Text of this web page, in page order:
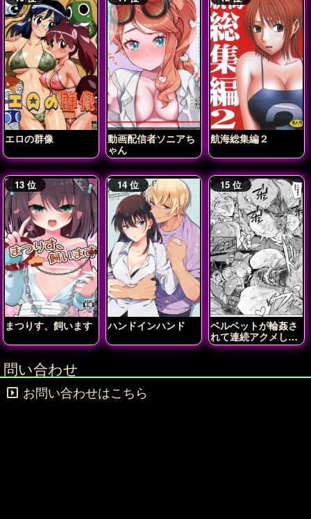
エロの群像
動画配信者ソニアち
ゃん
航海総集編２
まつりす、飼います ハンドインハンド
ベルベットが輪姦さ
れて連続アクメしち
ゃう!!
問い合わせ
お問い合わせはこちら